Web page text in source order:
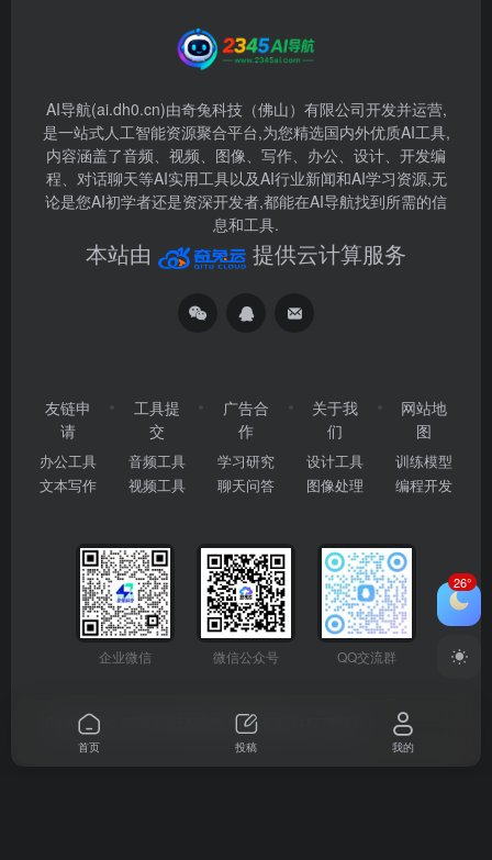
AI导航(ai.dh0.cn)由奇兔科技（佛山）有限公司开发并运营,
是一站式人工智能资源聚合平台,为您精选国内外优质AI工具,
内容涵盖了音频、视频、图像、写作、办公、设计、开发编
程、对话聊天等AI实用工具以及AI行业新闻和AI学习资源,无
论是您AI初学者还是资深开发者,都能在AI导航找到所需的信
息和工具.
本站由 提供云计算服务
友链申
请
办公工具
文本写作
工具提
交
音频工具
视频工具
广告合
作
学习研究
聊天问答
关于我
们
设计工具
图像处理
网站地
图
训练模型
编程开发
企业微信 微信公众号 QQ交流群
Copyright © 2026 粤ICP备2024177666号
26°
首页 投稿 我的